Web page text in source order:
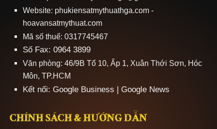
Website: phukiensatmythuathga.com-
hoavansatmythuat.com
Mã số thuế: 0317745467
Số Fax: 0964 3899
Văn phòng: 46/9B Tổ 10, Ấp 1, Xuân Thới Sơn, Hóc
Môn, TP.HCM
Kết nối: Google Business | Google News
CHÍNH SÁCH & HƯỚNG DẪN